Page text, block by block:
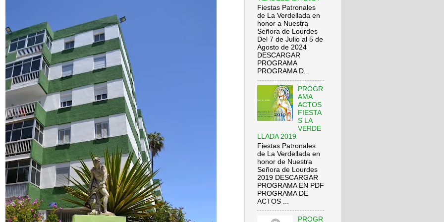
Fiestas Patronales
de La Verdellada en
honor a Nuestra
Señora de Lourdes
Del 7 de Julio al 5 de
Agosto de 2024
DESCARGAR
PROGRAMA
PROGRAMA D...
PROGR
AMA
ACTOS
FIESTA
S LA
VERDE
LLADA 2019
Fiestas Patronales
de La Verdellada en
honor de Nuestra
Señora de Lourdes
2019 DESCARGAR
PROGRAMA EN PDF
PROGRAMA DE
ACTOS ...
PROGR